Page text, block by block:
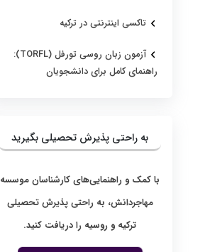
تاکسی اینترنتی در ترکیه
آزمون زبان روسی تورفل (TORFL):
راهنمای کامل برای دانشجویان
به راحتی پذیرش تحصیلی بگیرید
با کمک و راهنمایی‌های کارشناسان موسسه
مهاجردانش، به راحتی پذیرش تحصیلی
ترکیه و روسیه را دریافت کنید.